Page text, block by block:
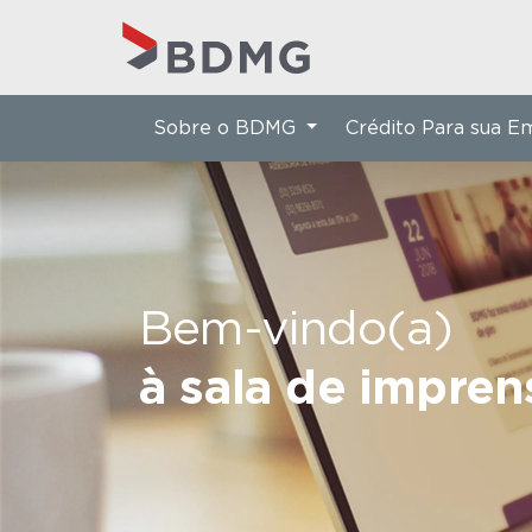
Bem-vindo(a)
à sala de
Sobre o BDMG Crédito Para sua